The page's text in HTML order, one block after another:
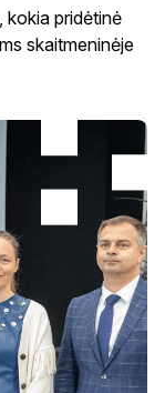
kokia pridėtinė
skaitmeninėje